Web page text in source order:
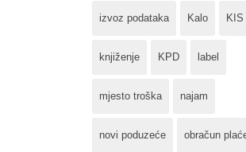
izvoz podataka Kalo KIS
knjiženje KPD label
mjesto troška najam
novi poduzeće obračun